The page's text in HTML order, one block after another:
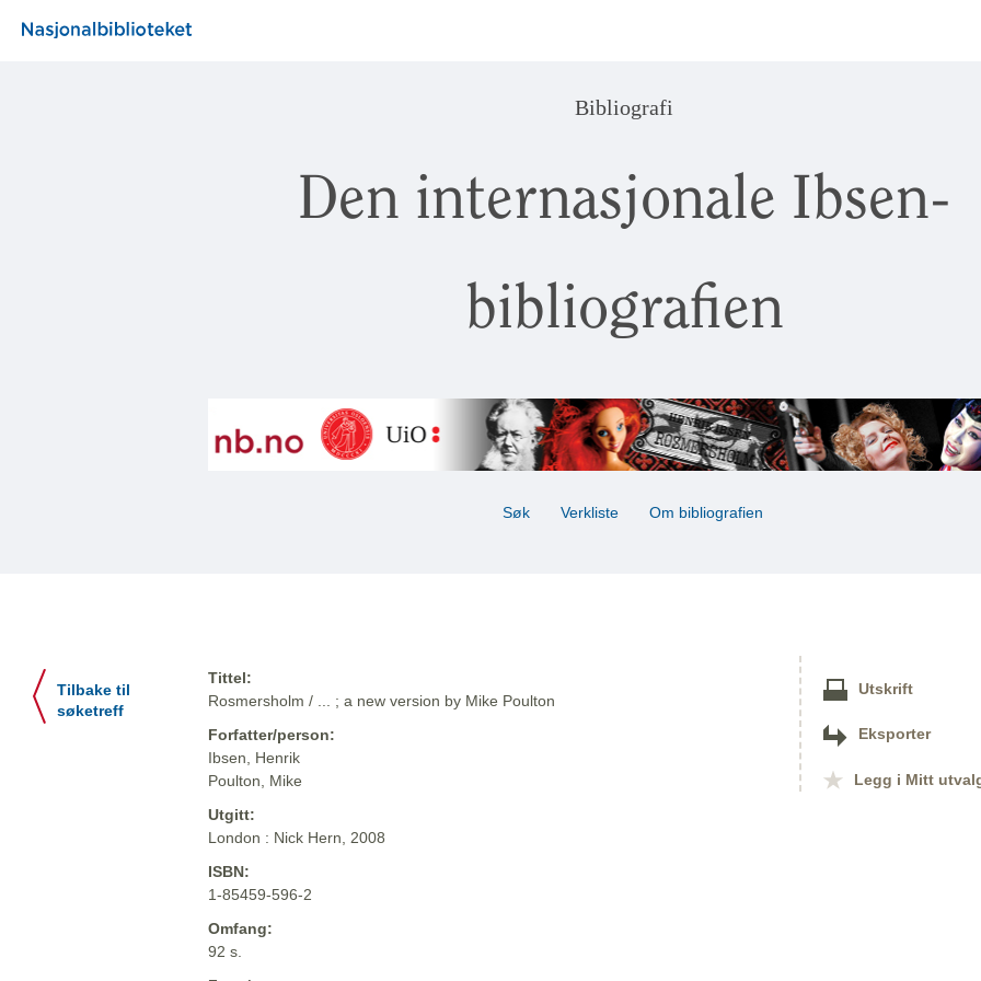
Bibliografi
Den internasjonale Ibsen-
bibliografien
Søk Verkliste Om bibliografien
Tilbake til
søketreff
Tittel:
Rosmersholm / ... ; a new version by Mike Poulton
Forfatter/person:
Ibsen, Henrik
Poulton, Mike
Utgitt:
London : Nick Hern, 2008
ISBN:
1-85459-596-2
Omfang:
92 s.
Utskrift
Eksporter
Legg i Mitt